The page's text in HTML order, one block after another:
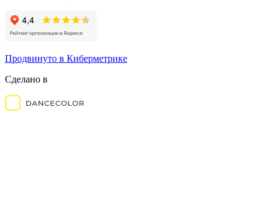
Продвинуто в Киберметрике
Сделано в